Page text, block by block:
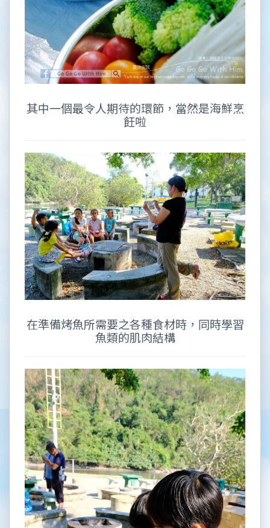
其中一個最令人期待的環節，當然是海鮮烹
飪啦
在準備烤魚所需要之各種食材時，同時學習
魚類的肌肉結構